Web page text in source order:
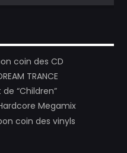
coin des CD
TRANCE
“Children”
Megamix
bon coin des vinyls